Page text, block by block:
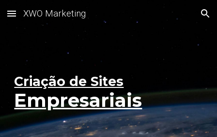
Skip to main content Skip to navigation
XWO Marketing
Criação de Sites
Empresariais